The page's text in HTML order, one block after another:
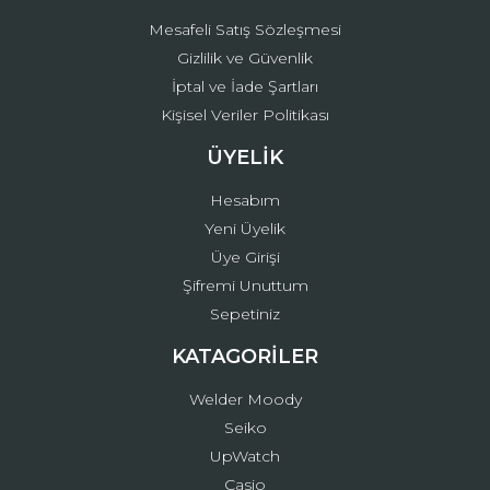
Mesafeli Satış Sözleşmesi
Gizlilik ve Güvenlik
İptal ve İade Şartları
Kişisel Veriler Politikası
ÜYELİK
Hesabım
Yeni Üyelik
Üye Girişi
Şifremi Unuttum
Sepetiniz
KATAGORİLER
Welder Moody
Seiko
UpWatch
Casio